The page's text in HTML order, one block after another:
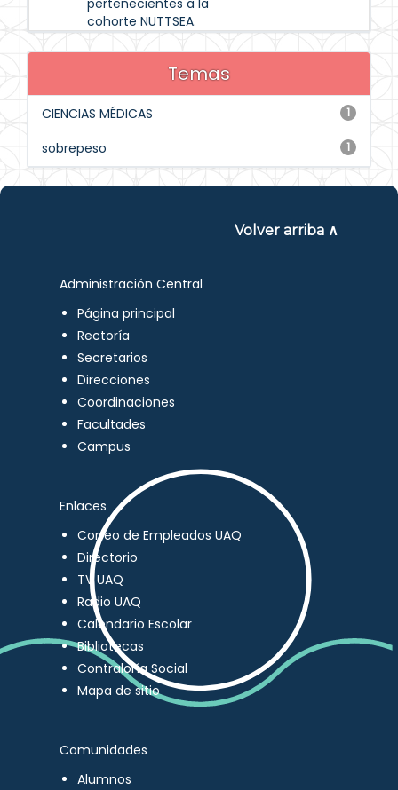
pertenecientes a la
cohorte NUTTSEA.
Temas
1
CIENCIAS MÉDICAS
1
sobrepeso
Volver arriba ∧
Administración Central
Página principal
Rectoría
Secretarios
Direcciones
Coordinaciones
Facultades
Campus
Enlaces
Correo de Empleados UAQ
Directorio
TV UAQ
Radio UAQ
Calendario Escolar
Bibliotecas
Contraloría Social
Mapa de sitio
Comunidades
Alumnos